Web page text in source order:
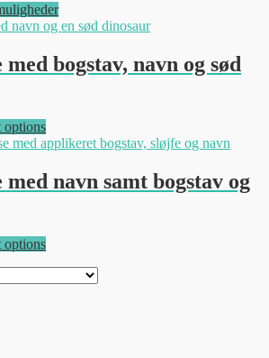
kan
vælges
varesiden
Dette
vare
varianter.
på
varesiden
bogstav, navn og sød
optionsDette
vare
flere
varianter.
vælges
på
varesiden
med navn samt bogstav og
optionsDette